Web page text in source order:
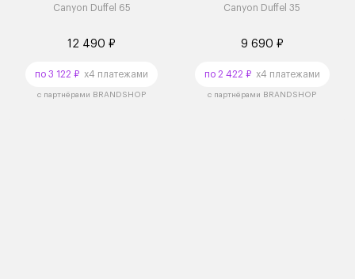
Canyon Duffel 65
12 490 ₽
по 3 122 ₽ x4 платежами
с партнёрами BRANDSHOP
Canyon Duffel 35
9 690 ₽
по 2 422 ₽x4 платежами
с партнёрами BRANDSHOP